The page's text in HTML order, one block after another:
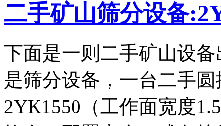
二手矿山筛分设备
下面是一则二手矿山设
是筛分设备，一台二手
2YK1550（工作面宽度